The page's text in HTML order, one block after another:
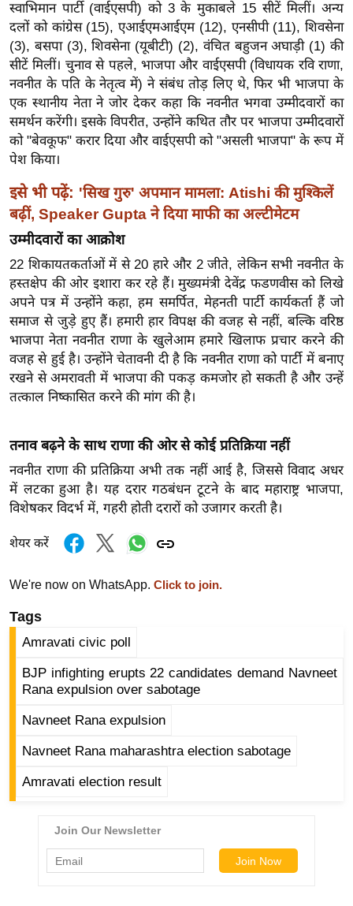
बे
मि
सा
ल
श
ख्सि
य
त
यं
ग
इं
डि
या
सा
हि
त्य
ज
ग
त
टो
र्ल्ड
न्यू
ब्री
म
नो
ज
न
ज
ग
बॉ
ली
स्वाभिमान पार्टी (वाईएसपी) को 3 के मुकाबले 15 सीटें मिलीं। अन्य
दलों को कांग्रेस (15), एआईएमआईएम (12), एनसीपी (11), शिवसेना
(3), बसपा (3), शिवसेना (यूबीटी) (2), वंचित बहुजन अघाड़ी (1) की
सीटें मिलीं। चुनाव से पहले, भाजपा और वाईएसपी (विधायक रवि राणा,
नवनीत के पति के नेतृत्व में) ने संबंध तोड़ लिए थे, फिर भी भाजपा के
एक स्थानीय नेता ने जोर देकर कहा कि नवनीत भगवा उम्मीदवारों का
समर्थन करेंगी। इसके विपरीत, उन्होंने कथित तौर पर भाजपा उम्मीदवारों
को "बेवकूफ" करार दिया और वाईएसपी को "असली भाजपा" के रूप में
पेश किया।
इसे भी पढ़ें: 'सिख गुरु' अपमान मामला: Atishi की मुश्किलें
बढ़ीं, Speaker Gupta ने दिया माफी का अल्टीमेटम
उम्मीदवारों का आक्रोश
22 शिकायतकर्ताओं में से 20 हारे और 2 जीते, लेकिन सभी नवनीत के
हस्तक्षेप की ओर इशारा कर रहे हैं। मुख्यमंत्री देवेंद्र फडणवीस को लिखे
अपने पत्र में उन्होंने कहा, हम समर्पित, मेहनती पार्टी कार्यकर्ता हैं जो
समाज से जुड़े हुए हैं। हमारी हार विपक्ष की वजह से नहीं, बल्कि वरिष्ठ
भाजपा नेता नवनीत राणा के खुलेआम हमारे खिलाफ प्रचार करने की
वजह से हुई है। उन्होंने चेतावनी दी है कि नवनीत राणा को पार्टी में बनाए
रखने से अमरावती में भाजपा की पकड़ कमजोर हो सकती है और उन्हें
तत्काल निष्कासित करने की मांग की है।
तनाव बढ़ने के साथ राणा की ओर से कोई प्रतिक्रिया नहीं
नवनीत राणा की प्रतिक्रिया अभी तक नहीं आई है, जिससे विवाद अधर
में लटका हुआ है। यह दरार गठबंधन टूटने के बाद महाराष्ट्र भाजपा,
विशेषकर विदर्भ में, गहरी होती दरारों को उजागर करती है।
शेयर करें
We're now on WhatsApp. Click to join.
Tags
Amravati civic poll
BJP infighting erupts 22 candidates demand Navneet
Rana expulsion over sabotage
Navneet Rana expulsion
Navneet Rana maharashtra election sabotage
Amravati election result